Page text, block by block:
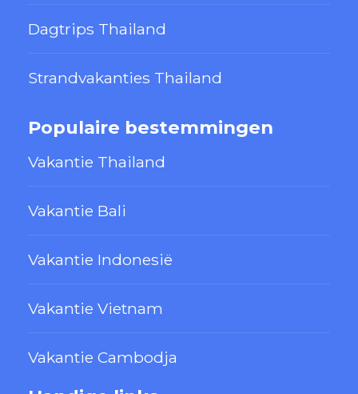
Dagtrips Thailand
Strandvakanties Thailand
Populaire bestemmingen
Vakantie Thailand
Vakantie Bali
Vakantie Indonesië
Vakantie Vietnam
Vakantie Cambodja